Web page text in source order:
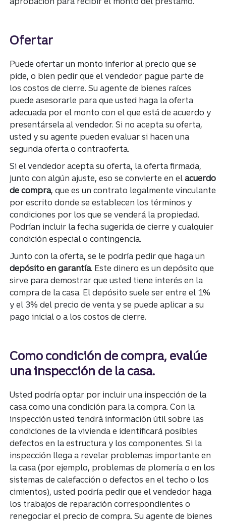
Ofertar
Puede ofertar un monto inferior al precio que se
pide, o bien pedir que el vendedor pague parte de
los costos de cierre. Su agente de bienes raíces
puede asesorarle para que usted haga la oferta
adecuada por el monto con el que está de acuerdo y
presentársela al vendedor. Si no acepta su oferta,
usted y su agente pueden evaluar si hacen una
segunda oferta o contraoferta.
Si el vendedor acepta su oferta, la oferta firmada,
junto con algún ajuste, eso se convierte en el acuerdo
de compra, que es un contrato legalmente vinculante
por escrito donde se establecen los términos y
condiciones por los que se venderá la propiedad.
Podrían incluir la fecha sugerida de cierre y cualquier
condición especial o contingencia.
Junto con la oferta, se le podría pedir que haga un
depósito en garantía. Este dinero es un depósito que
sirve para demostrar que usted tiene interés en la
compra de la casa. El depósito suele ser entre el 1%
y el 3% del precio de venta y se puede aplicar a su
pago inicial o a los costos de cierre.
Como condición de compra, evalúe
una inspección de la casa.
Usted podría optar por incluir una inspección de la
casa como una condición para la compra. Con la
inspección usted tendrá información útil sobre las
condiciones de la vivienda e identificará posibles
defectos en la estructura y los componentes. Si la
inspección llega a revelar problemas importante en
la casa (por ejemplo, problemas de plomería o en los
sistemas de calefacción o defectos en el techo o los
cimientos), usted podría pedir que el vendedor haga
los trabajos de reparación correspondientes o
renegociar el precio de compra. Su agente de bienes